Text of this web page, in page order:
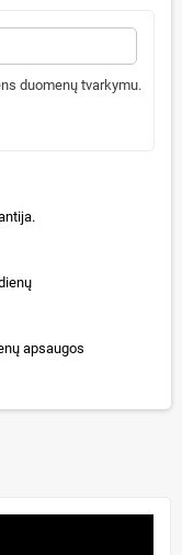
duomenų tvarkymu.
apsaugos